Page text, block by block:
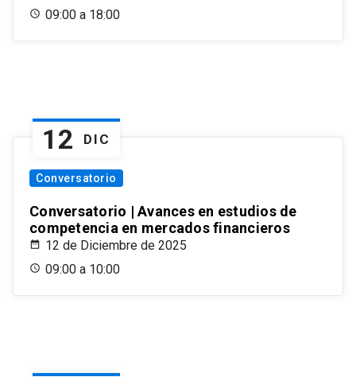
09:00 a 18:00
12 DIC
Conversatorio
Conversatorio | Avances en estudios de
competencia en mercados financieros
12 de Diciembre de 2025
09:00 a 10:00